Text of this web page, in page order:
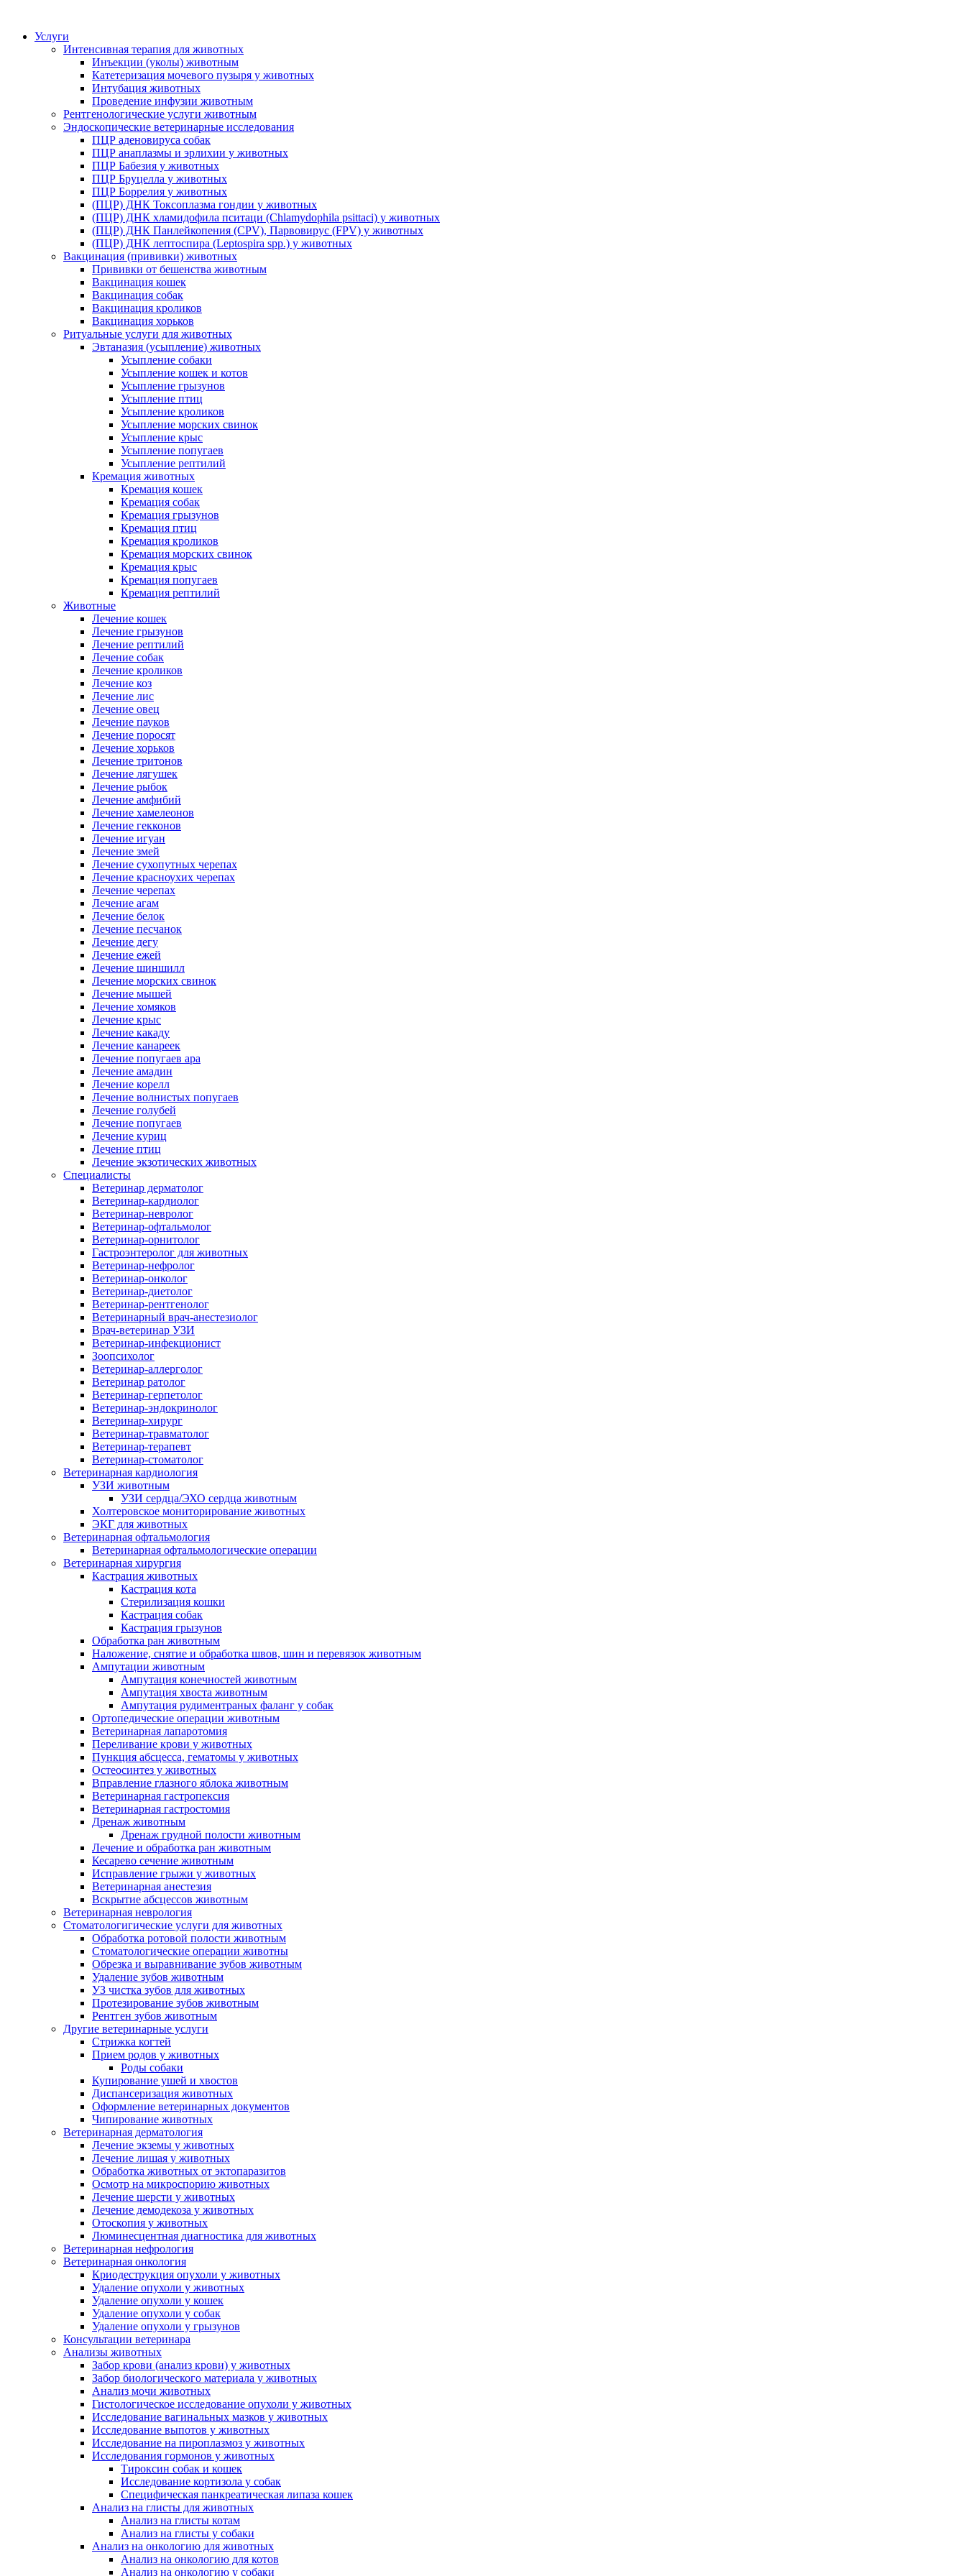
Услуги
Интенсивная терапия для животных
Инъекции (уколы) животным
Катетеризация мочевого пузыря у животных
Интубация животных
Проведение инфузии животным
Рентгенологические услуги животным
Эндоскопические ветеринарные исследования
ПЦР аденовируса собак
ПЦР анаплазмы и эрлихии у животных
ПЦР Бабезия у животных
ПЦР Бруцелла у животных
ПЦР Боррелия у животных
(ПЦР) ДНК Токсоплазма гондии у животных
(ПЦР) ДНК хламидофила пситаци (Chlamydophila psittaci) у животных
(ПЦР) ДНК Панлейкопения (CPV), Парвовирус (FPV) у животных
(ПЦР) ДНК лептоспира (Leptospira spp.) у животных
Вакцинация (прививки) животных
Прививки от бешенства животным
Вакцинация кошек
Вакцинация собак
Вакцинация кроликов
Вакцинация хорьков
Ритуальные услуги для животных
Эвтаназия (усыпление) животных
Усыпление собаки
Усыпление кошек и котов
Усыпление грызунов
Усыпление птиц
Усыпление кроликов
Усыпление морских свинок
Усыпление крыс
Усыпление попугаев
Усыпление рептилий
Кремация животных
Кремация кошек
Кремация собак
Кремация грызунов
Кремация птиц
Кремация кроликов
Кремация морских свинок
Кремация крыс
Кремация попугаев
Кремация рептилий
Животные
Лечение кошек
Лечение грызунов
Лечение рептилий
Лечение собак
Лечение кроликов
Лечение коз
Лечение лис
Лечение овец
Лечение пауков
Лечение поросят
Лечение хорьков
Лечение тритонов
Лечение лягушек
Лечение рыбок
Лечение амфибий
Лечение хамелеонов
Лечение гекконов
Лечение игуан
Лечение змей
Лечение сухопутных черепах
Лечение красноухих черепах
Лечение черепах
Лечение агам
Лечение белок
Лечение песчанок
Лечение дегу
Лечение ежей
Лечение шиншилл
Лечение морских свинок
Лечение мышей
Лечение хомяков
Лечение крыс
Лечение какаду
Лечение канареек
Лечение попугаев ара
Лечение амадин
Лечение корелл
Лечение волнистых попугаев
Лечение голубей
Лечение попугаев
Лечение куриц
Лечение птиц
Лечение экзотических животных
Специалисты
Ветеринар дерматолог
Ветеринар-кардиолог
Ветеринар-невролог
Ветеринар-офтальмолог
Ветеринар-орнитолог
Гастроэнтеролог для животных
Ветеринар-нефролог
Ветеринар-онколог
Ветеринар-диетолог
Ветеринар-рентгенолог
Ветеринарный врач-анестезиолог
Врач-ветеринар УЗИ
Ветеринар-инфекционист
Зоопсихолог
Ветеринар-аллерголог
Ветеринар ратолог
Ветеринар-герпетолог
Ветеринар-эндокринолог
Ветеринар-хирург
Ветеринар-травматолог
Ветеринар-терапевт
Ветеринар-стоматолог
Ветеринарная кардиология
УЗИ животным
УЗИ сердца/ЭХО сердца животным
Холтеровское мониторирование животных
ЭКГ для животных
Ветеринарная офтальмология
Ветеринарная офтальмологические операции
Ветеринарная хирургия
Кастрация животных
Кастрация кота
Стерилизация кошки
Кастрация собак
Кастрация грызунов
Обработка ран животным
Наложение, снятие и обработка швов, шин и перевязок животным
Ампутации животным
Ампутация конечностей животным
Ампутация хвоста животным
Ампутация рудиментраных фаланг у собак
Ортопедические операции животным
Ветеринарная лапаротомия
Переливание крови у животных
Пункция абсцесса, гематомы у животных
Остеосинтез у животных
Вправление глазного яблока животным
Ветеринарная гастропексия
Ветеринарная гастростомия
Дренаж животным
Дренаж грудной полости животным
Лечение и обработка ран животным
Кесарево сечение животным
Исправление грыжи у животных
Ветеринарная анестезия
Вскрытие абсцессов животным
Ветеринарная неврология
Стоматологигические услуги для животных
Обработка ротовой полости животным
Стоматологические операции животны
Обрезка и выравнивание зубов животным
Удаление зубов животным
УЗ чистка зубов для животных
Протезирование зубов животным
Рентген зубов животным
Другие ветеринарные услуги
Стрижка когтей
Прием родов у животных
Роды собаки
Купирование ушей и хвостов
Диспансеризация животных
Оформление ветеринарных документов
Чипирование животных
Ветеринарная дерматология
Лечение экземы у животных
Лечение лишая у животных
Обработка животных от эктопаразитов
Осмотр на микроспорию животных
Лечение шерсти у животных
Лечение демодекоза у животных
Отоскопия у животных
Люминесцентная диагностика для животных
Ветеринарная нефрология
Ветеринарная онкология
Криодеструкция опухоли у животных
Удаление опухоли у животных
Удаление опухоли у кошек
Удаление опухоли у собак
Удаление опухоли у грызунов
Консультации ветеринара
Анализы животных
Забор крови (анализ крови) у животных
Забор биологического материала у животных
Анализ мочи животных
Гистологическое исследование опухоли у животных
Исследование вагинальных мазков у животных
Исследование выпотов у животных
Исследование на пироплазмоз у животных
Исследования гормонов у животных
Тироксин собак и кошек
Исследование кортизола у собак
Специфическая панкреатическая липаза кошек
Анализ на глисты для животных
Анализ на глисты котам
Анализ на глисты у собаки
Анализ на онкологию для животных
Анализ на онкологию для котов
Анализ на онкологию у собаки